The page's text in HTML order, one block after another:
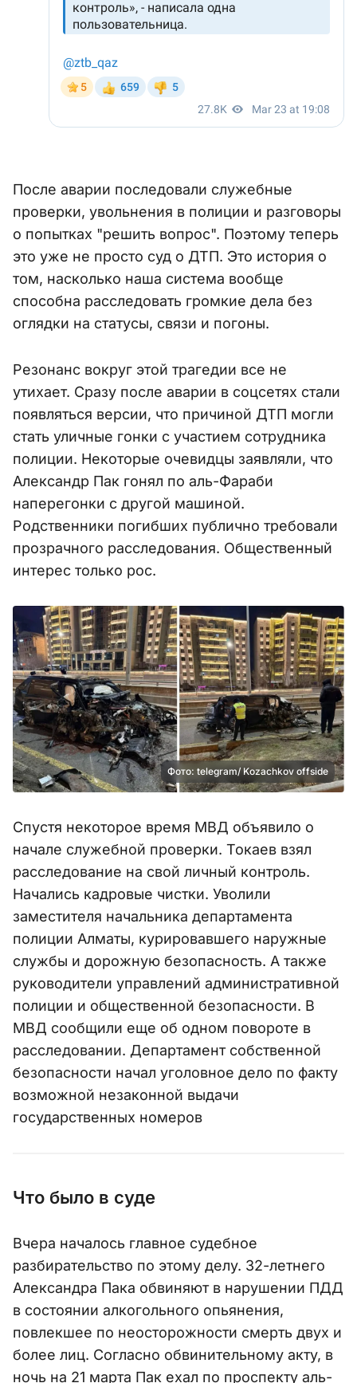
После аварии последовали служебные
проверки, увольнения в полиции и разговоры
о попытках "решить вопрос". Поэтому теперь
это уже не просто суд о ДТП. Это история о
том, насколько наша система вообще
способна расследовать громкие дела без
оглядки на статусы, связи и погоны.
Резонанс вокруг этой трагедии все не
утихает. Сразу после аварии в соцсетях стали
появляться версии, что причиной ДТП могли
стать уличные гонки с участием сотрудника
полиции. Некоторые очевидцы заявляли, что
Александр Пак гонял по аль-Фараби
наперегонки с другой машиной.
Родственники погибших публично требовали
прозрачного расследования. Общественный
интерес только рос.
Фото: telegram/ Kozachkov offside
Спустя некоторое время МВД объявило о
начале служебной проверки. Токаев взял
расследование на свой личный контроль.
Начались кадровые чистки. Уволили
заместителя начальника департамента
полиции Алматы, курировавшего наружные
службы и дорожную безопасность. А также
руководители управлений административной
полиции и общественной безопасности. В
МВД сообщили еще об одном повороте в
расследовании. Департамент собственной
безопасности начал уголовное дело по факту
возможной незаконной выдачи
государственных номеров
Что было в суде
Вчера началось главное судебное
разбирательство по этому делу. 32-летнего
Александра Пака обвиняют в нарушении ПДД
в состоянии алкогольного опьянения,
повлекшее по неосторожности смерть двух и
более лиц. Согласно обвинительному акту, в
ночь на 21 марта Пак ехал по проспекту аль-